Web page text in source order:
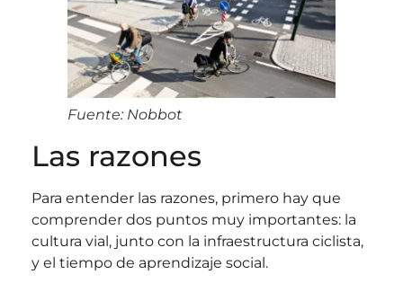
Fuente: Nobbot
Las razones
Para entender las razones, primero hay que
comprender dos puntos muy importantes: la
cultura vial, junto con la infraestructura ciclista,
y el tiempo de aprendizaje social.